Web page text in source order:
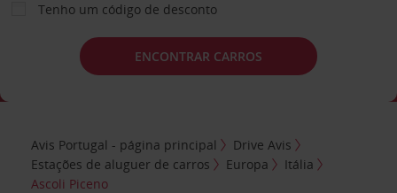
Tenho um código de desconto
ENCONTRAR CARROS
Avis Portugal - página principal
Drive Avis
Estações de aluguer de carros
Europa
Itália
Ascoli Piceno